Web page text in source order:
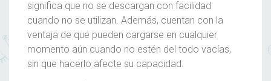
significa que no se descargan con facilidad
cuando no se utilizan. Además, cuentan con la
ventaja de que pueden cargarse en cualquier
momento aún cuando no estén del todo vacías,
sin que hacerlo afecte su capacidad.